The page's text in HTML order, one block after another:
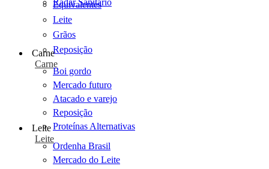
Radar Sanitário
Equivalentes
Leite
Grãos
Reposição
Carne
Carne
Boi gordo
Mercado futuro
Atacado e varejo
Reposição
Proteínas Alternativas
Leite
Leite
Ordenha Brasil
Mercado do Leite